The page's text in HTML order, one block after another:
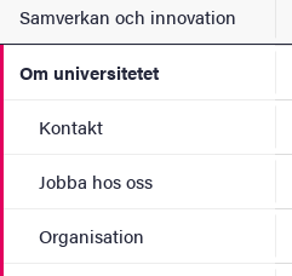
Samverkan och innovation
Om universitetet
Kontakt
Jobba hos oss
Organisation